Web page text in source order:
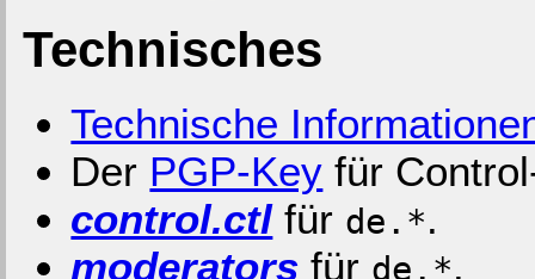
Technisches
Technische
Der PGP-Key für
control.ctlfür de.*.
moderators für de.*.